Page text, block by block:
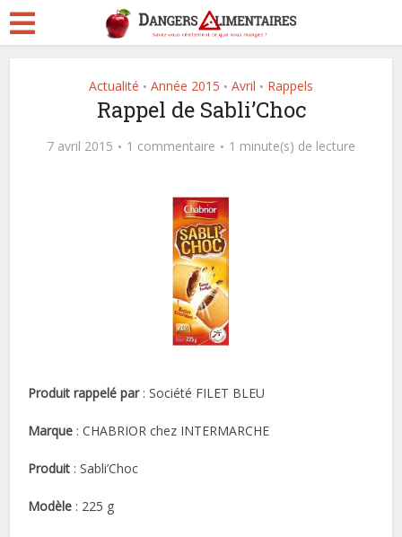
Actualité • Année 2015 • Avril • Rappels
Rappel de Sabli’Choc
7 avril 2015 1 commentaire 1 minute(s) de lecture
Produit rappelé par : Société FILET BLEU
Marque : CHABRIOR chez INTERMARCHE
Produit : Sabli’Choc
Modèle : 225 g